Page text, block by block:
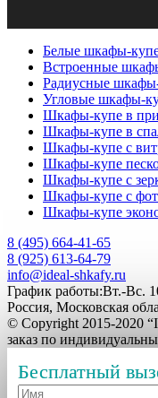
Белые шкафы-
Встроенные
Радиусные
Угловые шкафы-
Шкафы-купе в
Шкафы-купе в
Шкафы-купе с
Шкафы-купе
Шкафы-купе с
Шкафы-купе с
Шкафы-купе
8 (495) 664-41-65
8 (925) 613-64-79
info@ideal-shkafy.ru
График работы:Вт.-Вс.
Россия, Московская
© Copyright 2015-2020
заказ по
Бесплатный